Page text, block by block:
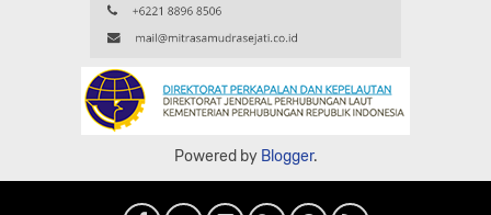
Powered by Blogger.